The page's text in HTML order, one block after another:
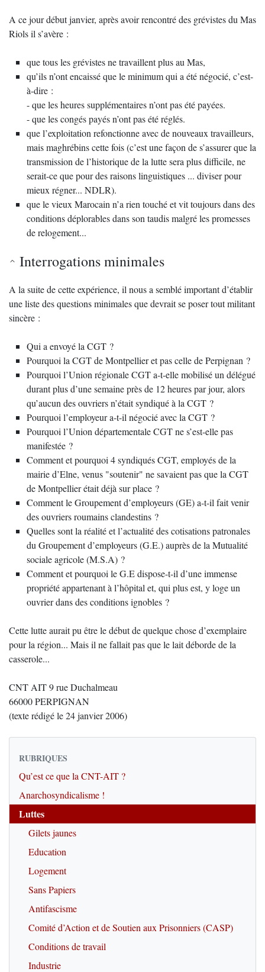
A ce jour début janvier, après avoir rencontré des grévistes du Mas
Riols il s’avère :
que tous les grévistes ne travaillent plus au Mas,
qu’ils n’ont encaissé que le minimum qui a été négocié, c’est-
à-dire :
- que les heures supplémentaires n’ont pas été payées.
- que les congés payés n’ont pas été réglés.
que l’exploitation refonctionne avec de nouveaux travailleurs,
mais maghrébins cette fois (c’est une façon de s’assurer que la
transmission de l’historique de la lutte sera plus difficile, ne
serait-ce que pour des raisons linguistiques ... diviser pour
mieux régner... NDLR).
que le vieux Marocain n’a rien touché et vit toujours dans des
conditions déplorables dans son taudis malgré les promesses
de relogement...
Interrogations minimales
A la suite de cette expérience, il nous a semblé important d’établir
une liste des questions minimales que devrait se poser tout militant
sincère :
Qui a envoyé la CGT ?
Pourquoi la CGT de Montpellier et pas celle de Perpignan ?
Pourquoi l’Union régionale CGT a-t-elle mobilisé un délégué
durant plus d’une semaine près de 12 heures par jour, alors
qu’aucun des ouvriers n’était syndiqué à la CGT ?
Pourquoi l’employeur a-t-il négocié avec la CGT ?
Pourquoi l’Union départementale CGT ne s’est-elle pas
manifestée ?
Comment et pourquoi 4 syndiqués CGT, employés de la
mairie d’Elne, venus "soutenir" ne savaient pas que la CGT
de Montpellier était déjà sur place ?
Comment le Groupement d’employeurs (GE) a-t-il fait venir
des ouvriers roumains clandestins ?
Quelles sont la réalité et l’actualité des cotisations patronales
du Groupement d’employeurs (G.E.) auprès de la Mutualité
sociale agricole (M.S.A) ?
Comment et pourquoi le G.E dispose-t-il d’une immense
propriété appartenant à l’hôpital et, qui plus est, y loge un
ouvrier dans des conditions ignobles ?
Cette lutte aurait pu être le début de quelque chose d’exemplaire
pour la région... Mais il ne fallait pas que le lait déborde de la
casserole...
CNT AIT 9 rue Duchalmeau
66000 PERPIGNAN
(texte rédigé le 24 janvier 2006)
RUBRIQUES
Qu’est ce que la CNT-AIT ?
Anarchosyndicalisme !
Luttes
Gilets jaunes
Education
Logement
Sans Papiers
Antifascisme
Comité d’Action et de Soutien aux Prisonniers (CASP)
Conditions de travail
Industrie